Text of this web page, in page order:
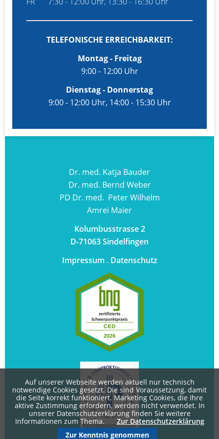
TELEFONISCHE ERREICHBARKEIT:
Montag - Freitag
9:00 - 12:00 Uhr
Dienstag - Donnerstag
9:00 - 12:00 Uhr, 14:00 - 15:30 Uhr
Dr. med. Katja Bauder
Dr. med. Bernd Weber
PD Dr. med. Peter Wilhelm
Amrei Maier
Kolumbusstrasse 2
D-71063 Sindelfingen
Impressum . Datenschutz
Auf unserer Webseite werden aktuell nur technisch
notwendige Cookies gesetzt. Die sind Voraussetzung, damit
die Seite korrekt funktioniert. Marketing Cookies, die Ihre
aktive Zustimmung erfordern, werden nicht verwendet. In
unserer Datenschutzerklärung finden Sie weitere
Informationen zum Thema.
Zur Datenschutzerklärung
Zur Kenntnis genommen